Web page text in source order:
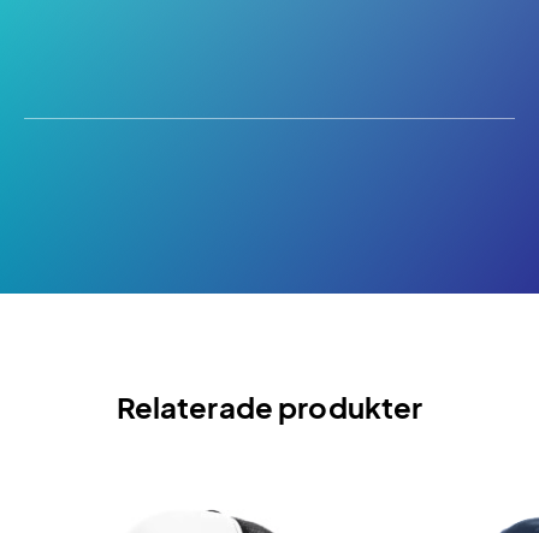
Relaterade produkter